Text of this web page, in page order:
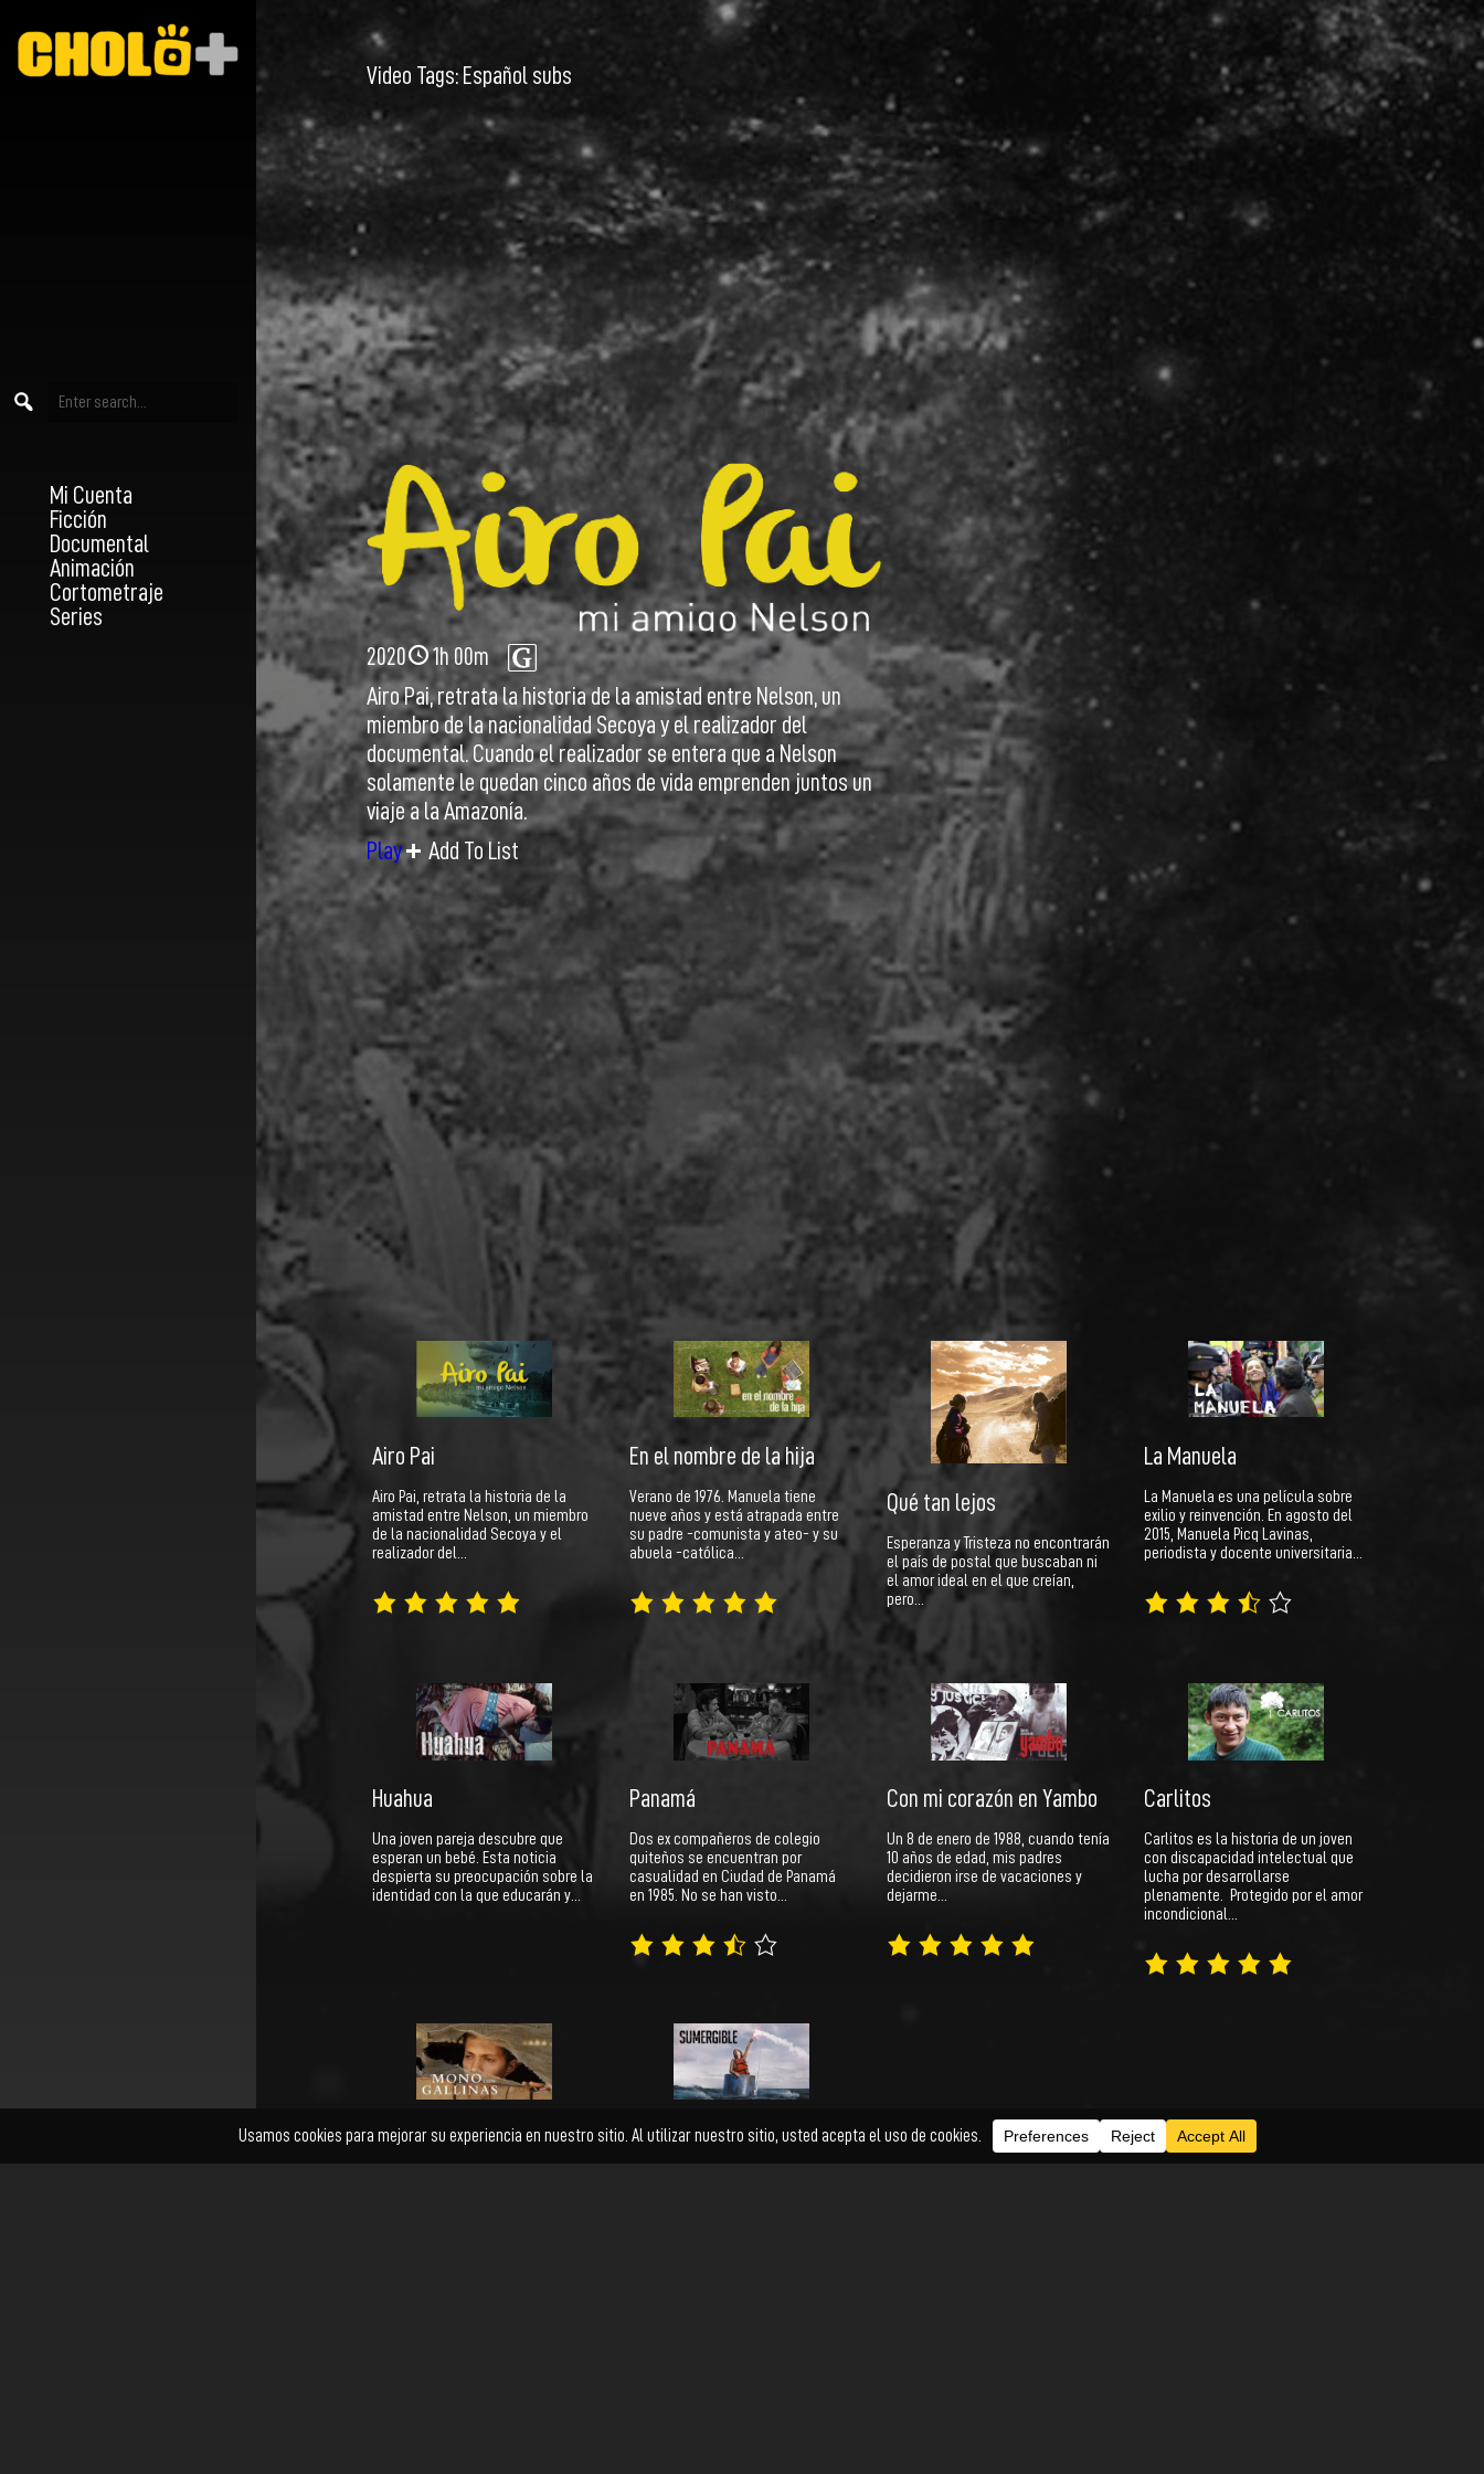
Mi Cuenta
Ficción
Documental
Animación
Cortometraje
Series
Video Tags: Español subs
2020
1h 00m
Airo Pai, retrata la historia de la amistad entre Nelson, un
miembro de la nacionalidad Secoya y el realizador del
documental. Cuando el realizador se entera que a Nelson
solamente le quedan cinco años de vida emprenden juntos un
viaje a la Amazonía.
Play
Add To List
Airo Pai
Airo Pai, retrata la historia de la
amistad entre Nelson, un miembro
de la nacionalidad Secoya y el
realizador del…
En el nombre de la hija
Verano de 1976. Manuela tiene
nueve años y está atrapada entre
su padre -comunista y ateo- y su
abuela -católica…
Qué tan lejos
Esperanza y Tristeza no encontrarán
el país de postal que buscaban ni
el amor ideal en el que creían,
pero…
La Manuela
La Manuela es una película sobre
exilio y reinvención. En agosto del
2015, Manuela Picq Lavinas,
periodista y docente universitaria…
Huahua
Una joven pareja descubre que
esperan un bebé. Esta noticia
despierta su preocupación sobre la
identidad con la que educarán y…
Panamá
Dos ex compañeros de colegio
quiteños se encuentran por
casualidad en Ciudad de Panamá
en 1985. No se han visto…
Con mi corazón en Yambo
Un 8 de enero de 1988, cuando tenía
10 años de edad, mis padres
decidieron irse de vacaciones y
dejarme…
Carlitos
Carlitos es la historia de un joven
con discapacidad intelectual que
lucha por desarrollarse
plenamente. Protegido por el amor
incondicional…
Mono con Gallinas Sumergible